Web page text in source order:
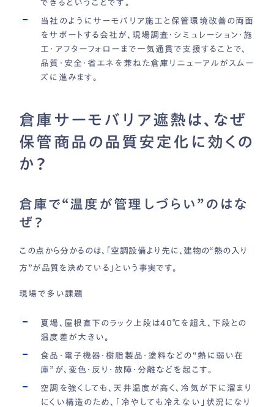
できるということです。
当社のようにサーモバリア施工と保管環境改善の両面
をサポートする会社が、現場調査・シミュレーション・施
工・アフターフォローまで一気通貫で支援することで、
品質・安全・省エネを兼ねた倉庫リニューアルがスムー
ズに進みます。
倉庫サーモバリア遮熱は、なぜ
保管商品の品質安定化に効くの
か？
倉庫で“温度が管理しづらい”のはな
ぜ？
この点から分かるのは、「空調設備より先に、建物の“熱の入り
方”が品質を決めている」という事実です。
現場で多い課題
夏場、屋根直下のラック上段は40℃を超え、下段との
温度差が大きい。
食品・電子機器・樹脂製品・塗料などの“熱に弱い在
庫”が、変色・反り・故障・分離などを起こす。
空調を強くしても、天井温度が高く、冷気が下に溜まり
にくい構造のため、「冷やしても冷えない」状況になり